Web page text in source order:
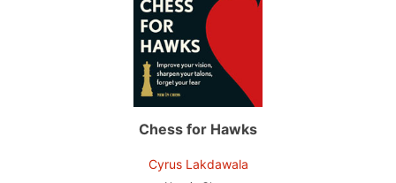
Chess for Hawks
Cyrus Lakdawala